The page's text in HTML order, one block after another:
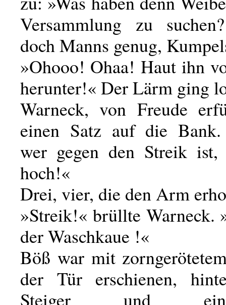
Versammlung zu
doch Manns genug,
»Ohooo! Ohaa! Haut ihn
herunter!« Der Lärm ging
Warneck, von Freude
einen Satz auf die Bank.
wer gegen den Streik
hoch!«
Drei, vier, die den Arm
»Streik!« brüllte Warneck.
der Waschkaue !«
Böß war mit
der Tür erschienen,
Steiger und